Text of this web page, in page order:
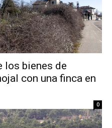
los bienes de
con una finca en
0